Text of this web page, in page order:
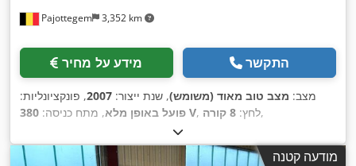
Pajottegem 3,352 km
מידע על מחיר התקשר
מצב: מצב טוב מאוד (משומש), שנת ייצור: 2007, פונקציונליות:
פועל באופן מלא, מתח כניסה: 380 V , לחץ: 8 קורה ,
מודעה קטנה